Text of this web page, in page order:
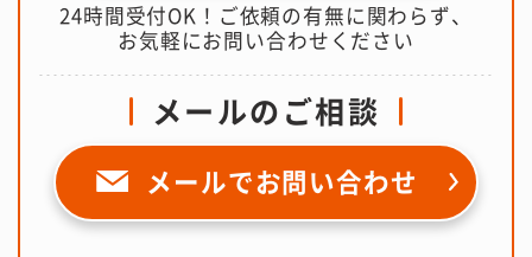
24時間受付OK！ご依頼の有無に関わらず、
お気軽にお問い合わせください
メールのご相談
メールでお問い合わせ